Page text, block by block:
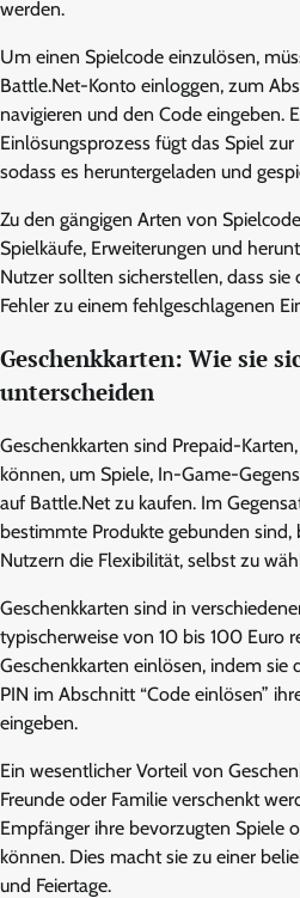
werden.
Um einen Spielcode einzulösen,
Battle.Net-Konto einloggen, zum
navigieren und den Code eingeben.
Einlösungsprozess fügt das Spiel
sodass es heruntergeladen und
Zu den gängigen Arten von
Spielkäufe, Erweiterungen und
Nutzer sollten sicherstellen, dass sie
Fehler zu einem fehlgeschlagenen
Geschenkkarten: Wie sie
unterscheiden
Geschenkkarten sind Prepaid-
können, um Spiele, In-Game-
auf Battle.Net zu kaufen. Im
bestimmte Produkte gebunden sind,
Nutzern die Flexibilität, selbst zu
Geschenkkarten sind in
typischerweise von 10 bis 100 Euro
Geschenkkarten einlösen, indem sie
PIN im Abschnitt “Code einlösen”
eingeben.
Ein wesentlicher Vorteil von
Freunde oder Familie verschenkt
Empfänger ihre bevorzugten Spiele
können. Dies macht sie zu einer
und Feiertage.